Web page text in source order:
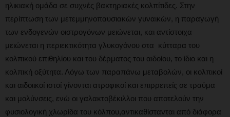
ηλικιακή ομάδα σε συχνές βακτηριακές κολπίτιδες. Στην
περίπτωση των μετεμμηνοπαυσιακών γυναικών, η παραγωγή
των ενδογενών οιστρογόνων μειώνεται, και αντίστοιχα
μειώνεται η περιεκτικότητα γλυκογόνου στα κύτταρα του
κολπικού επιθηλίου και του δέρματος του αιδοίου, το ίδιο και η
κολπική οξύτητα. Λόγω των παραπάνω μεταβολών, οι κολπικοί
και αιδοιικοί ιστοί γίνονται ατροφικοί και επιρρεπείς σε τραύμα
και μολύνσεις, ενώ οι γαλακτοβέκιλλοι που αποτελούν την
φυσιολογική χλωρίδα του κόλπου,αντικαθίστανται από διάφορα